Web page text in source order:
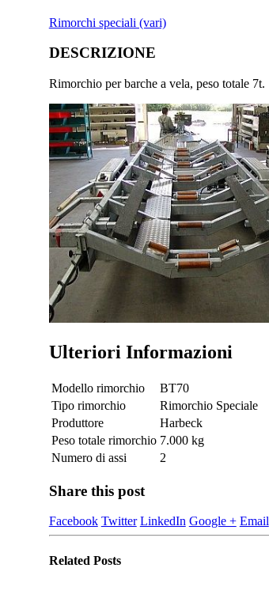
Rimorchi speciali (vari)
DESCRIZIONE
Rimorchio per barche a vela, peso totale 7t.
Ulteriori Informazioni
Modello rimorchio
BT70
Tipo rimorchio
Rimorchio Speciale
Produttore
Harbeck
Peso totale rimorchio 7.000 kg
Numero di assi
2
Share this post
Facebook Twitter LinkedIn Google + Email
Related Posts